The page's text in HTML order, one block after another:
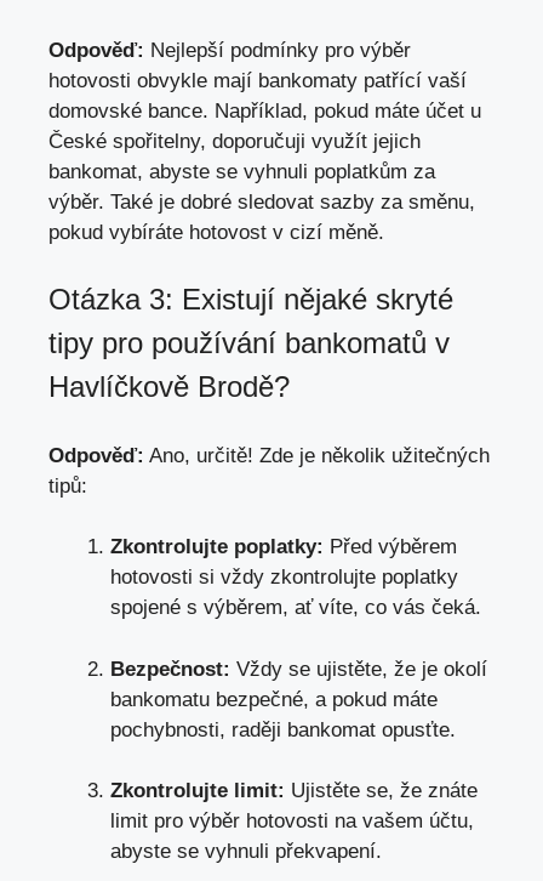
Odpověď: Nejlepší podmínky pro výběr
hotovosti obvykle mají bankomaty patřící vaší
domovské bance. Například, pokud máte účet u
České spořitelny, doporučuji využít jejich
bankomat, abyste se vyhnuli poplatkům za
výběr. Také je dobré sledovat sazby za směnu,
pokud vybíráte hotovost v cizí měně.
Otázka 3: Existují nějaké skryté
tipy pro používání bankomatů v
Havlíčkově Brodě?
Odpověď: Ano, určitě! Zde je několik užitečných
tipů:
Zkontrolujte poplatky: Před výběrem
hotovosti si vždy zkontrolujte poplatky
spojené s výběrem, ať víte, co vás čeká.
Bezpečnost: Vždy se ujistěte, že je okolí
bankomatu bezpečné, a pokud máte
pochybnosti, raději bankomat opusťte.
Zkontrolujte limit: Ujistěte se, že znáte
limit pro výběr hotovosti na vašem účtu,
abyste se vyhnuli překvapení.